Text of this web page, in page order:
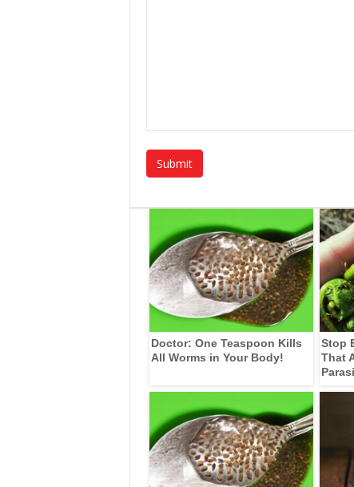
Doctor: One Teaspoon Kills
All Worms in Your Body!
Stop
That